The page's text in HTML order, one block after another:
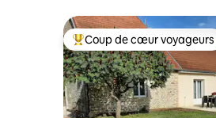
Coups de cœur voyageurs
Coup de cœur voyageurs